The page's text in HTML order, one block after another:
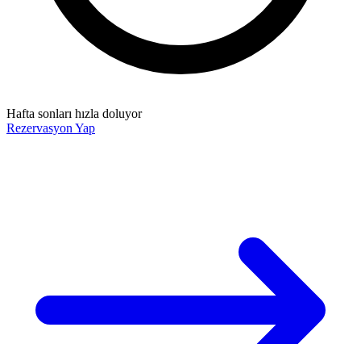
Hafta sonları hızla doluyor
Rezervasyon Yap